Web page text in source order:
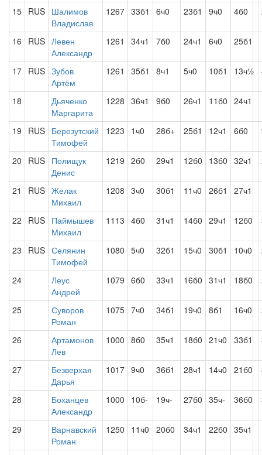
15 RUS Шалимов
Владислав
1267 33б1 6ч0 23б1 9ч0 4б0
16 RUS Левен
Александр
1261 34ч1 7б0 24ч1 6ч0 25б1
17 RUS Зубов
Артём
1261 35б1 8ч1 5ч0 10б1 13ч½
18
Дьяченко
Маргарита
1228 36ч1 9б0 26ч1 11б0 24ч1
19 RUS Березутский
Тимофей
1223 1ч0 28б+ 25б1 12ч1 6б0
20 RUS Полищук
Денис
1219 2б0 29ч1 12б0 13б0 32ч1
21 RUS Желак
Михаил
1208 3ч0 30б1 11ч0 26б1 27ч1
22 RUS Паймышев
Михаил
1113 4б0 31ч1 14б0 29ч1 12б0
23 RUS Селянин
Тимофей
1080 5ч0 32б1 15ч0 30б1 10ч0
24
Леус
Андрей
1079 6б0 33ч1 16б0 31ч1 18б0
25
Суворов
Роман
1075 7ч0 34б1 19ч0 8б1 16ч0
26
Артамонов
Лев
1000 8б0 35ч1 18б0 21ч0 33б1
27
Безверхая
Дарья
1017 9ч0 36б1 28ч1 14ч0 21б0
28
Боханцев
Александр
1000 10б- 19ч- 27б0 35ч- 36б0
29
Варнавский
Роман
1250 11ч0 20б0 34ч1 22б0 35ч1